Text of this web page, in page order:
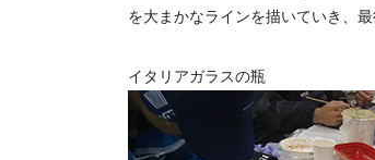
を大まかなラインを描いていき、
イタリアガラスの瓶